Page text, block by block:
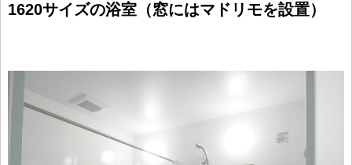
1620サイズの浴室（窓にはマドリモを設置）